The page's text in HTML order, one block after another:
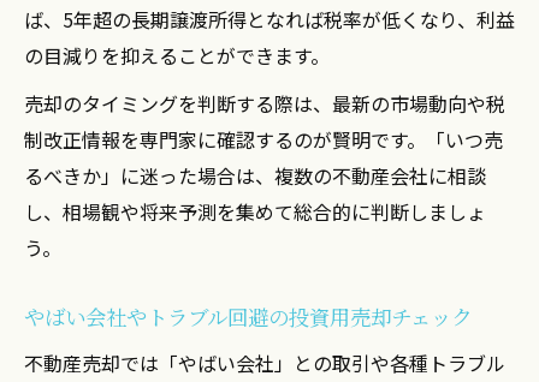
ば、5年超の長期譲渡所得となれば税率が低くなり、利益
の目減りを抑えることができます。
売却のタイミングを判断する際は、最新の市場動向や税
制改正情報を専門家に確認するのが賢明です。「いつ売
るべきか」に迷った場合は、複数の不動産会社に相談
し、相場観や将来予測を集めて総合的に判断しましょ
う。
やばい会社やトラブル回避の投資用売却チェック
不動産売却では「やばい会社」との取引や各種トラブル